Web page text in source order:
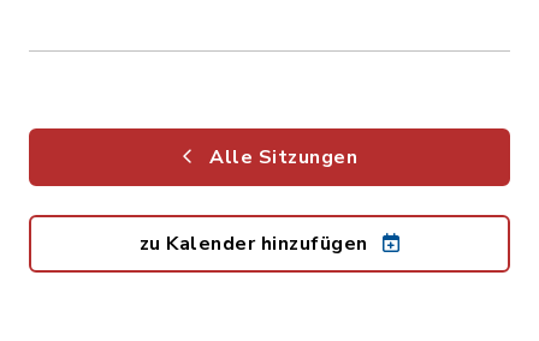
Alle Sitzungen
zu Kalender hinzufügen